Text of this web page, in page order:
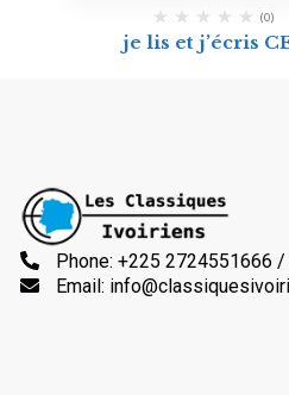
(0)
je lis et j’écris
Phone: +225 2724551666
Email: